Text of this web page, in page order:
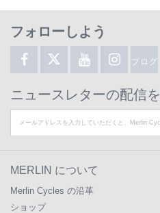
フォローしよう
ブログ
ニュースレターの配信を
MERLIN について
Merlin Cycles の沿革
ショップ